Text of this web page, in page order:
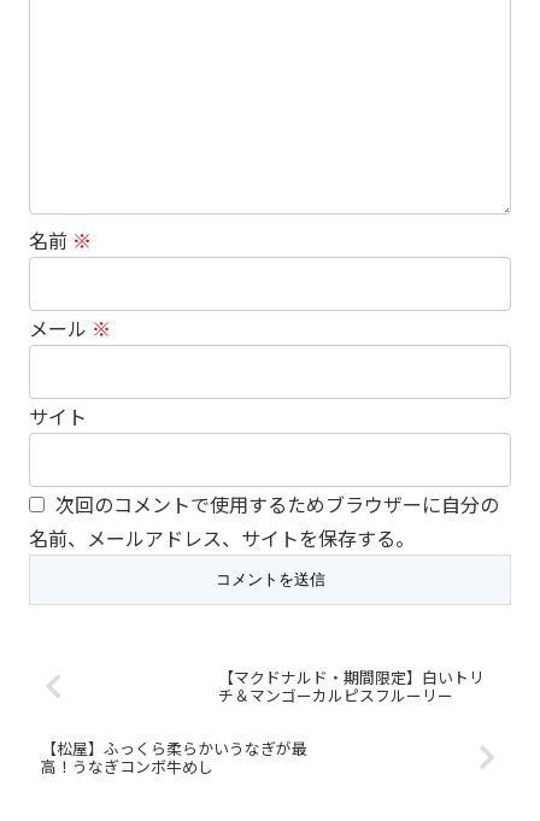
名前 ※
メール ※
サイト
次回のコメントで使用するためブラウザーに自分の
名前、メールアドレス、サイトを保存する。
【マクドナルド・期間限定】白いトリ
チ＆マンゴーカルピスフルーリー
【松屋】ふっくら柔らかいうなぎが最
高！うなぎコンボ牛めし